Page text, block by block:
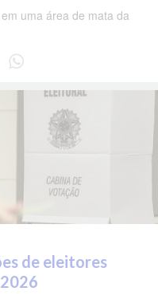
uma área de mata da
de eleitores